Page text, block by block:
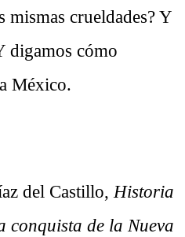
mismas crueldades? Y
digamos cómo
México.
del Castillo, Historia
conquista de la Nueva